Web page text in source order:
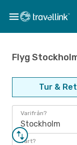
Flyg
Tur &
Varifrån?
Stockholm
Vart?